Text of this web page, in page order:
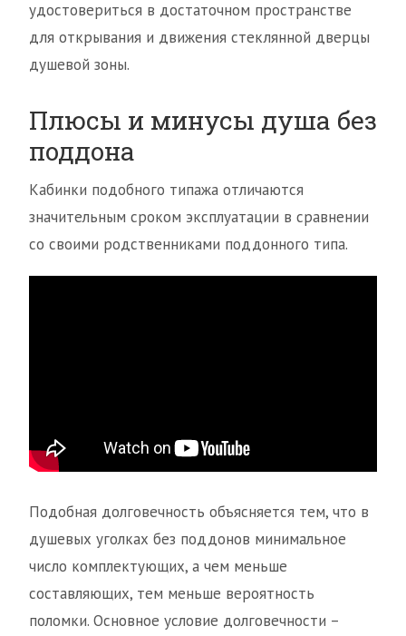
удостовериться в достаточном пространстве
для открывания и движения стеклянной дверцы
душевой зоны.
Плюсы и минусы душа без
поддона
Кабинки подобного типажа отличаются
значительным сроком эксплуатации в сравнении
со своими родственниками поддонного типа.
Подобная долговечность объясняется тем, что в
душевых уголках без поддонов минимальное
число комплектующих, а чем меньше
составляющих, тем меньше вероятность
поломки. Основное условие долговечности –